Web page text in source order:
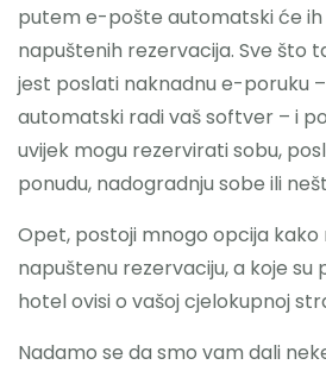
putem e-pošte automatski će
napuštenih rezervacija. Sve što
jest poslati naknadnu e-poruku
automatski radi vaš softver – i
uvijek mogu rezervirati sobu,
ponudu, nadogradnju sobe ili
Opet, postoji mnogo opcija
napuštenu rezervaciju, a koje su
hotel ovisi o vašoj cjelokupnoj
Nadamo se da smo vam dali